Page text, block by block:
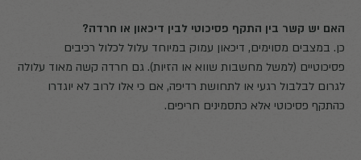
האם יש קשר בין התקף פסיכוטי לבין דיכאון או חרדה?
כן. במצבים מסוימים, דיכאון עמוק במיוחד עלול לכלול רכיבים
פסיכוטיים (למשל מחשבות שווא או הזיות). גם חרדה קשה מאוד עלולה
לגרום לבלבול רגעי או לתחושת רדיפה, אם כי אלו לרוב לא יוגדרו
כהתקף פסיכוטי אלא כתסמינים חריפים.